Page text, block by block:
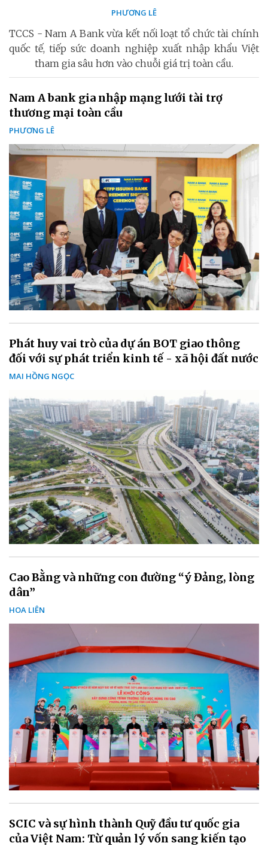
PHƯƠNG LÊ
TCCS - Nam A Bank vừa kết nối loạt tổ chức tài chính
quốc tế, tiếp sức doanh nghiệp xuất nhập khẩu Việt
tham gia sâu hơn vào chuỗi giá trị toàn cầu.
Nam A bank gia nhập mạng lưới tài trợ
thương mại toàn cầu
PHƯƠNG LÊ
Phát huy vai trò của dự án BOT giao thông
đối với sự phát triển kinh tế - xã hội đất nước
MAI HỒNG NGỌC
Cao Bằng và những con đường “ý Đảng, lòng
dân”
HOA LIÊN
SCIC và sự hình thành Quỹ đầu tư quốc gia
của Việt Nam: Từ quản lý vốn sang kiến tạo